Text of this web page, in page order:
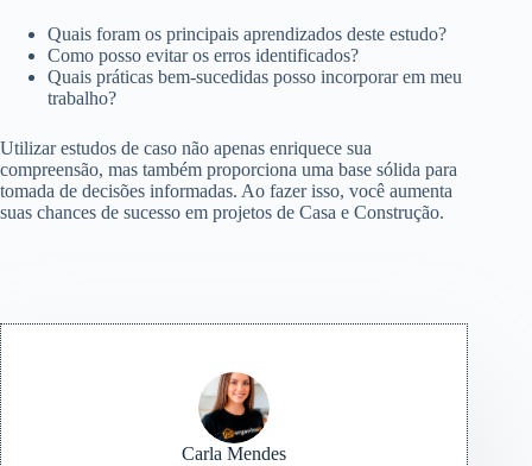
Quais foram os principais aprendizados deste estudo?
Como posso evitar os erros identificados?
Quais práticas bem-sucedidas posso incorporar em meu
trabalho?
Utilizar estudos de caso não apenas enriquece sua
compreensão, mas também proporciona uma base sólida para
tomada de decisões informadas. Ao fazer isso, você aumenta
suas chances de sucesso em projetos de Casa e Construção.
Carla Mendes